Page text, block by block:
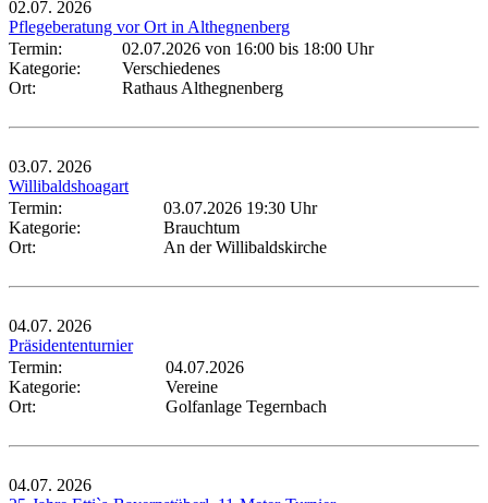
02.07. 2026
Pflegeberatung vor Ort in Althegnenberg
Termin:
02.07.2026 von 16:00 bis 18:00 Uhr
Kategorie:
Verschiedenes
Ort:
Rathaus Althegnenberg
03.07. 2026
Willibaldshoagart
Termin:
03.07.2026 19:30 Uhr
Kategorie:
Brauchtum
Ort:
An der Willibaldskirche
04.07. 2026
Präsidententurnier
Termin:
04.07.2026
Kategorie:
Vereine
Ort:
Golfanlage Tegernbach
04.07. 2026